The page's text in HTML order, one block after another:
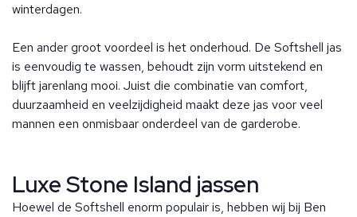
winterdagen.
Een ander groot voordeel is het onderhoud. De Softshell jas
is eenvoudig te wassen, behoudt zijn vorm uitstekend en
blijft jarenlang mooi. Juist die combinatie van comfort,
duurzaamheid en veelzijdigheid maakt deze jas voor veel
mannen een onmisbaar onderdeel van de garderobe.
Luxe Stone Island jassen
Hoewel de Softshell enorm populair is, hebben wij bij Ben